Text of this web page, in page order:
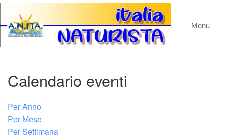
Menu
Calendario eventi
Per Anno
Per Mese
Per Settimana